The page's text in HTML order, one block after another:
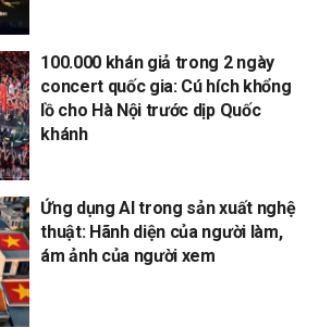
100.000 khán giả trong 2 ngày
concert quốc gia: Cú hích khổng
lồ cho Hà Nội trước dịp Quốc
khánh
Ứng dụng AI trong sản xuất nghệ
thuật: Hãnh diện của người làm,
ám ảnh của người xem